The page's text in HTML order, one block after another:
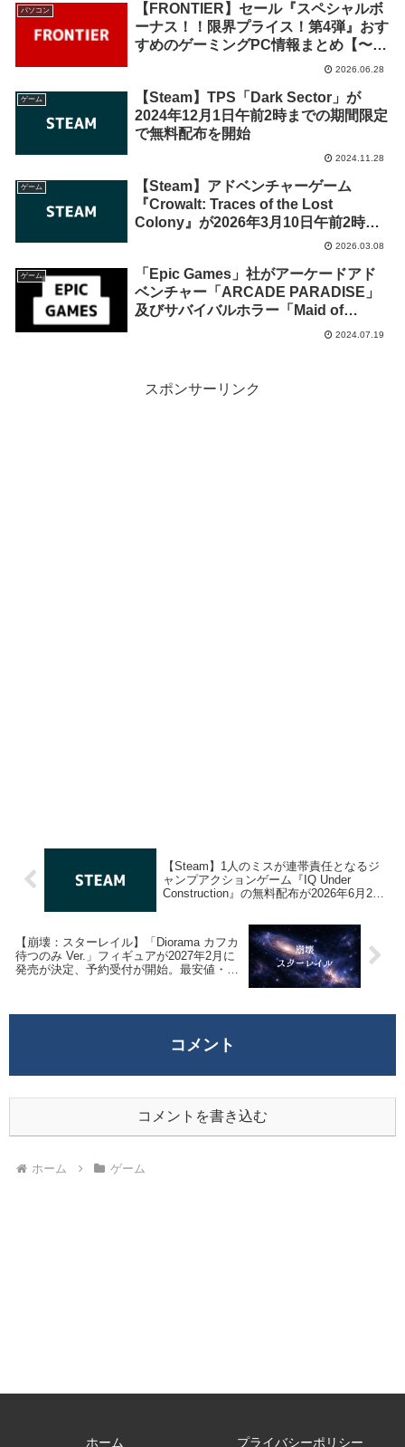
パソコン
【FRONTIER】セール『スペシャルボ
ーナス！！限界プライス！第4弾』おす
すめのゲーミングPC情報まとめ【〜7
2026.06.28
ゲーム
【Steam】TPS「Dark Sector」が
2024年12月1日午前2時までの期間限定
で無料配布を開始
2024.11.28
ゲーム
【Steam】アドベンチャーゲーム
『Crowalt: Traces of the Lost
Colony』が2026年3月10日午前2時ま
での期間限定で無料配布を開始！2026.03.08
ゲーム
「Epic Games」社がアーケードアド
ベンチャー「ARCADE PARADISE」
及びサバイバルホラー「Maid of
Sker」を来週2024年7月25日終日まで
2024.07.19
スポンサーリンク
【Steam】1人のミスが連帯責任となるジ
ャンプアクションゲーム『IQ Under
Construction』の無料配布が2026年6月2日
【崩壊：スターレイル】「Diorama カフカ
待つのみ Ver.」フィギュアが2027年2月に
発売が決定、予約受付が開始。最安値・取
コメント
コメントを書き込む
ホーム ゲーム
ホーム プライバシーポリシー